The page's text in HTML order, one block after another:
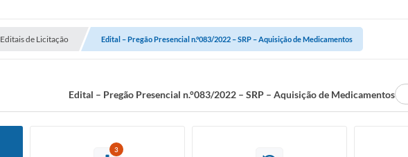
Editais de Licitação Edital – Pregão Presencial n.°083/2022 – SRP – Aquisição de Medicamentos
Edital – Pregão Presencial n.°083/2022 – SRP – Aquisição de Medicamentos
3